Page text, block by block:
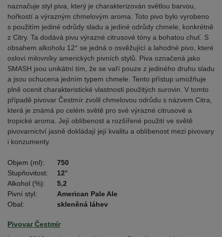
naznačuje styl piva, který je charakterizován světlou barvou,
hořkostí a výrazným chmelovým aroma. Toto pivo bylo vyrobeno
s použitím jediné odrůdy sladu a jediné odrůdy chmele, konkrétně
z Citry. Ta dodává pivu výrazné citrusové tóny a bohatou chuť. S
obsahem alkoholu 12° se jedná o osvěžující a lahodné pivo, které
osloví milovníky amerických pivních stylů. Piva označená jako
SMASH jsou unikátní tím, že se vaří pouze z jediného druhu sladu
a jsou ochucena jedním typem chmele. Tento přístup umožňuje
plně ocenit charakteristické vlastnosti použitých surovin. V tomto
případě pivovar Čestmír zvolil chmelovou odrůdu s názvem Citra,
která je známá po celém světě pro své výrazné citrusové a
tropické aroma. Její oblíbenost a rozšířené použití ve světě
pivovarnictví jasně dokládají její kvalitu a oblíbenost mezi pivovary
i konzumenty.
Objem (ml):
750
Stupňovitost:
12°
Alkohol (%):
5,2
Pivní styl:
American Pale Ale
Obal:
skleněná láhev
Pivovar Čestmír